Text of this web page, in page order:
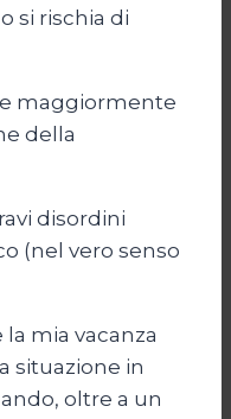
si rischia di
maggiormente
della
disordini
(nel vero senso
mia vacanza
situazione in
oltre a un